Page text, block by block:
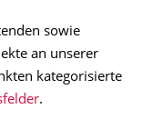
sowie
an unserer
kategorisierte
.